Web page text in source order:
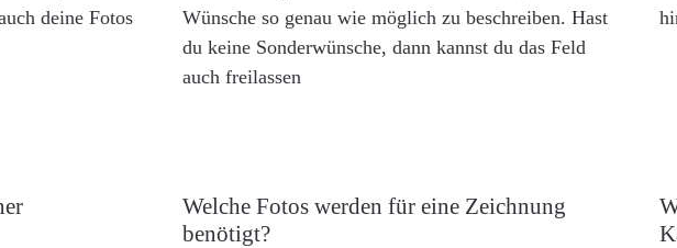
deine Fotos
Wünsche so genau wie möglich zu beschreiben. Hast
du keine Sonderwünsche, dann kannst du das Feld
auch freilassen
Welche Fotos werden für eine Zeichnung
benötigt?